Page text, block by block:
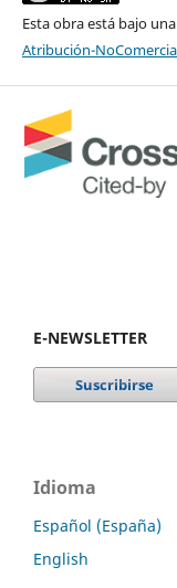
Esta obra está bajo
Atribución-
E-NEWSLETTER
Idioma
Español (España)
English